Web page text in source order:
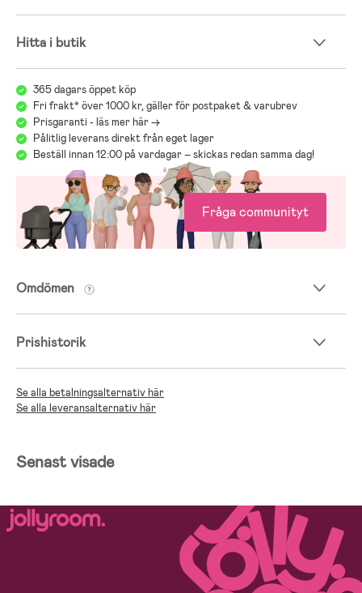
Hitta i butik
365 dagars öppet köp
Fri frakt* över 1000 kr, gäller för postpaket & varubrev
Prisgaranti - läs mer här ->
Pålitlig leverans direkt från eget lager
Beställ innan 12:00 på vardagar – skickas redan samma dag!
Fråga communityt
Omdömen
Prishistorik
Se alla betalningsalternativ här
Se alla leveransalternativ här
Senast visade